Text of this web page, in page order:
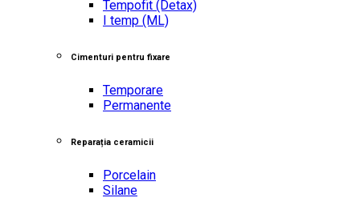
Tempofit (Detax)
I temp (ML)
Cimenturi pentru fixare
Temporare
Permanente
Reparația ceramicii
Porcelain
Silane